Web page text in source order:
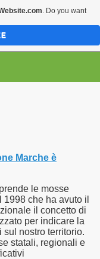
Marche è
le mosse
che ha avuto il
il concetto di
per indicare la
nostro territorio.
statali, regionali e
. Do you want